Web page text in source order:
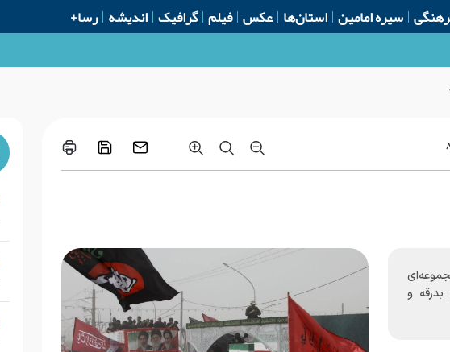
سیره امامین استان‌ها عکس فیلم گرافیک اندیشه رسا+
رسا، مجموعه‌ای
و